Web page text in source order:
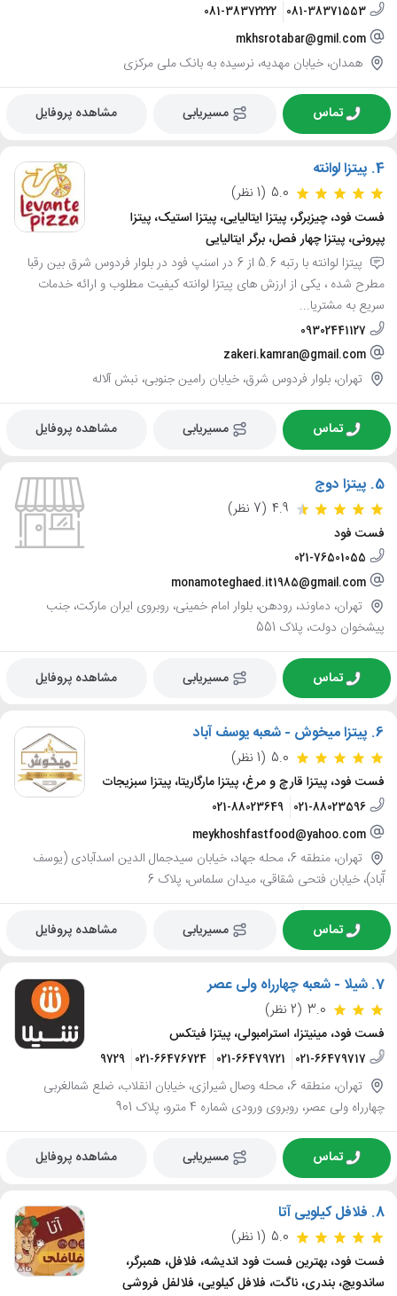
081-38371553
081-38372222
mkhsrotabar@gmil.com
همدان، خیابان مهدیه، نرسیده به بانک ملی مرکزی
تماس مسیریابی مشاهده پروفایل
4. پیتزا لوانته
5.0 (1 نظر)
فست فود، چیزبرگر، پیتزا ایتالیایی، پیتزا استیک، پیتزا
پپرونی، پیتزا چهار فصل، برگر ایتالیایی
پیتزا لوانته با رتبه 5.6 از 6 در اسنپ فود در بلوار فردوس شرق بین رقبا
مطرح شده ، یکی از ارزش های پیتزا لوانته کیفیت مطلوب و ارائه خدمات
سریع به مشتریا...
09302441127
zakeri.kamran@gmail.com
تهران، بلوار فردوس شرق، خیابان رامین جنوبی، نبش آلاله
تماس مسیریابی مشاهده پروفایل
5. پیتزا دوج
4.9 (7 نظر)
فست فود
021-76501055
monamoteghaed.it1985@gmail.com
تهران، دماوند، رودهن، بلوار امام خمینی، روبروی ایران مارکت، جنب
پیشخوان دولت، پلاک 551
تماس مسیریابی مشاهده پروفایل
6. پیتزا میخوش - شعبه یوسف آباد
5.0 (1 نظر)
فست فود، پیتزا قارچ و مرغ، پیتزا مارگاریتا، پیتزا سبزیجات
021-88023596
021-88023649
meykhoshfastfood@yahoo.com
تهران، منطقه 6، محله جهاد، خیابان سیدجمال الدین اسدآبادی (یوسف
آّباد)، خیابان فتحی شقاقی، میدان سلماس، پلاک 6
تماس مسیریابی مشاهده پروفایل
7. شیلا - شعبه چهارراه ولی عصر
3.0 (2 نظر)
فست فود، مینیتزا، استرامبولی، پیتزا فیتکس
021-66479717
021-66479721
021-66476724
021-66479729
تهران، منطقه 6، محله وصال شیرازی، خیابان انقلاب، ضلع شمالغربی
چهارراه ولی عصر، روبروی ورودی شماره 4 مترو، پلاک 901
تماس مسیریابی مشاهده پروفایل
8. فلافل کیلویی آتا
5.0 (1 نظر)
فست فود، بهترین فست فود اندیشه، فلافل، همبرگر،
ساندویچ، بندری، ناگت، فلافل کیلویی، فلالفل فروشی